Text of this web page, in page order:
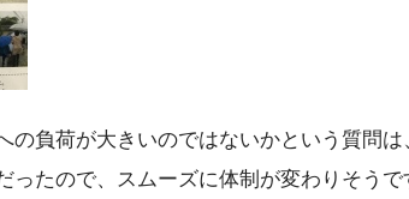
の負荷が大きいのではないかという質問
たので、スムーズに体制が変わりそうで